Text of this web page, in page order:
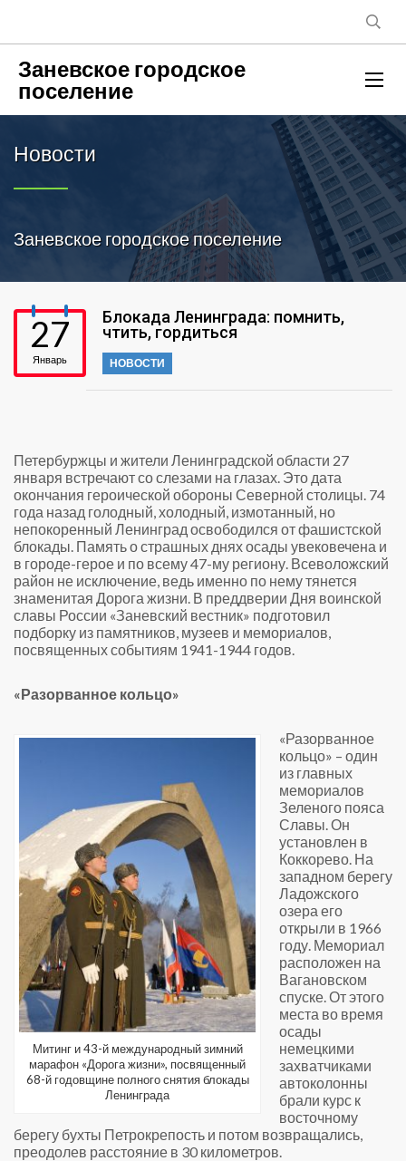
Заневское городское
поселение
Новости
Заневское городское поселение
27
Январь
Блокада Ленинграда: помнить,
чтить, гордиться
НОВОСТИ
Петербуржцы и жители Ленинградской области 27
января встречают со слезами на глазах. Это дата
окончания героической обороны Северной столицы. 74
года назад голодный, холодный, измотанный, но
непокоренный Ленинград освободился от фашистской
блокады. Память о страшных днях осады увековечена и
в городе-герое и по всему 47-му региону. Всеволожский
район не исключение, ведь именно по нему тянется
знаменитая Дорога жизни. В преддверии Дня воинской
славы России «Заневский вестник» подготовил
подборку из памятников, музеев и мемориалов,
посвященных событиям 1941-1944 годов.
«Разорванное кольцо»
Митинг и 43-й международный зимний
марафон «Дорога жизни», посвященный
68-й годовщине полного снятия блокады
Ленинграда
«Разорванное
кольцо» – один
из главных
мемориалов
Зеленого пояса
Славы. Он
установлен в
Коккорево. На
западном берегу
Ладожского
озера его
открыли в 1966
году. Мемориал
расположен на
Вагановском
спуске. От этого
места во время
осады
немецкими
захватчиками
автоколонны
брали курс к
восточному
берегу бухты Петрокрепость и потом возвращались,
преодолев расстояние в 30 километров.